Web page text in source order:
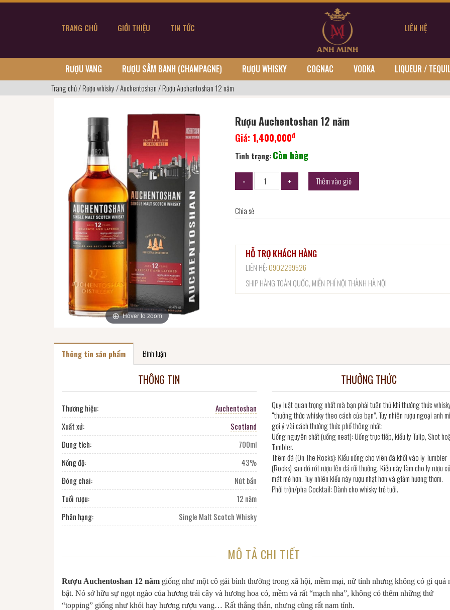
TRANG CHỦ GIỚI THIỆU TIN TỨC LIÊN HỆ
RƯỢU VANG RƯỢU SÂM BANH (CHAMPAGNE) RƯỢU WHISKY COGNAC VODKA LIQUEUR /
Trang chủ/Rượu whisky/Auchentoshan/Rượu Auchentoshan 12 năm
Hover to zoom
Rượu Auchentoshan 12 năm
Giá: 1,400,000đ
Tình trạng:Còn hàng
Thêm vào giỏ
Chia sẻ
HỖ TRỢ KHÁCH HÀNG
LIÊN HỆ:0902299526
SHIP HÀNG TOÀN QUỐC, MIỄN PHÍ NỘI THÀNH HÀ NỘI
Thông tin sản phẩm Bình luận
THÔNG TIN
Thương hiệu:
Auchentoshan
Xuất xứ:
Scotland
Dung tích:
700ml
Nồng độ:
43%
Đóng chai:
Nút bần
Tuổi rượu:
12 năm
Phân hạng:
Single Malt Scotch Whisky
THƯỞNG THỨC
Quy luật quan trọng nhất mà bạn phải tuân thủ khi thưởng thức
“thưởng thức whisky theo cách của bạn”. Tuy nhiên rượu ngoại anh
gợi ý vài cách thưởng thức phổ thông nhất:
Uống nguyên chất (uống neat): Uống trực tiếp, kiểu ly Tulip, Shot
Tumbler.
Thêm đá (On The Rocks): Kiểu uống cho viên đá khối vào ly Tumbler
(Rocks) sau đó rót rượu lên đá rồi thưởng. Kiểu này làm cho ly rượu
mát mẻ hơn. Tuy nhiên kiểu này rượu nhạt hơn và giảm hương thơm.
Phối trộn/pha Cocktail: Dành cho whisky trẻ tuổi.
MÔ TẢ CHI TIẾT
Rượu Auchentoshan 12 năm giống như một cô gái bình thường trong xã hội, mềm mại, nữ tính nhưng không có gì quá
bật. Nó sở hữu sự ngọt ngào của hương trái cây và hương hoa cỏ, mềm và rất “mạch nha”, không có thêm những thứ
“topping” giống như khói hay hương rượu vang… Rất thẳng thắn, nhưng cũng rất nam tính.